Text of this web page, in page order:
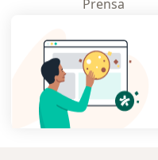
Prensa